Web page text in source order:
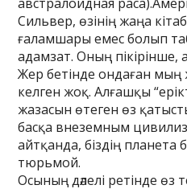
Сильвер, өзінің жаңа
ғаламшары емес болып
адамзат. Оның
Жер бетінде ондаған
келген жоқ. Алғашқы
жазасын өтеген өз
басқа внеземным
айтқанда, біздің планета
тюрьмой.
Осының дәлелі ретінде өз